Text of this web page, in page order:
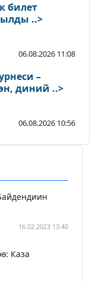
билет
..>
06.08.2026 11:08
–
светтик түзүлүштөн, диний ..>
06.08.2026 10:56
16.02.2023 13:40
Каза